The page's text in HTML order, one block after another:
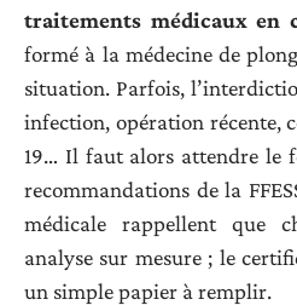
traitements médicaux en
formé à la médecine de
situation. Parfois,
infection, opération récente,
19… Il faut alors attendre le
recommandations de la
médicale rappellent que
analyse sur mesure ; le
un simple papier à remplir.